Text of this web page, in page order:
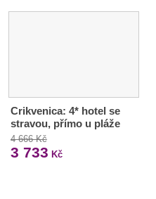
Crikvenica: 4* hotel se
stravou, přímo u pláže
4 666 Kč
3 733 Kč